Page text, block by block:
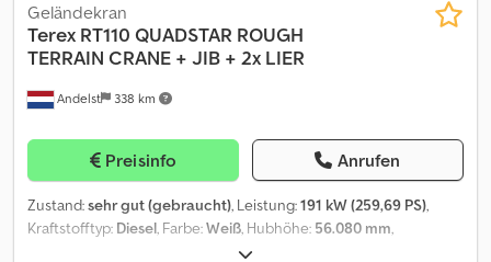
Andelst 338 km
Geländekran
Terex RT110 QUADSTAR ROUGH
TERRAIN CRANE + JIB + 2x LIER
Preisinfo Anrufen
Zustand:sehr gut (gebraucht), Leistung:191 kW (259,69 PS),
Kraftstofftyp: Diesel, Farbe:Weiß, Hubhöhe: 56.080 mm,
, Masttyp:ausziehbar